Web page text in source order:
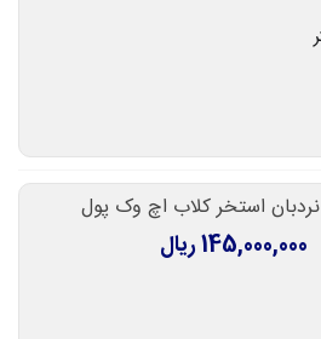
نردبان استخر کلاب اچ وک پول
145,000,000 ریال